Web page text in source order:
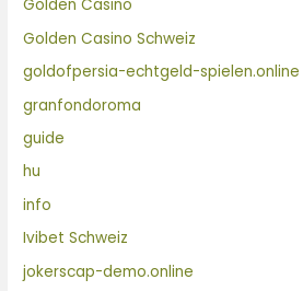
Golden Casino
Golden Casino Schweiz
goldofpersia-echtgeld-spielen.online
granfondoroma
guide
hu
info
Ivibet Schweiz
jokerscap-demo.online